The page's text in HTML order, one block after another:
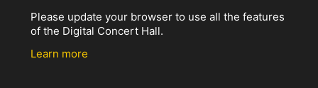
Please update your browser to use all the features
of the Digital Concert Hall.
Learn more